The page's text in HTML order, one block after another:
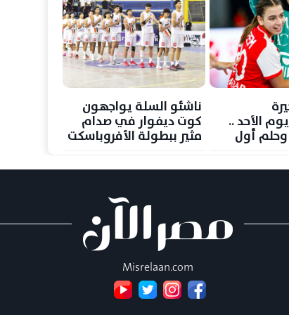
الأحد ..
وحلم أول
ناشئو السلة يواجهون
كوت ديفوار في صدام
مثير ببطولة الأفروباسكت
Misrelaan.com